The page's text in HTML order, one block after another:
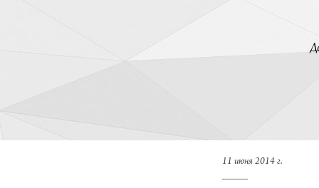
11 июня 2014 г.